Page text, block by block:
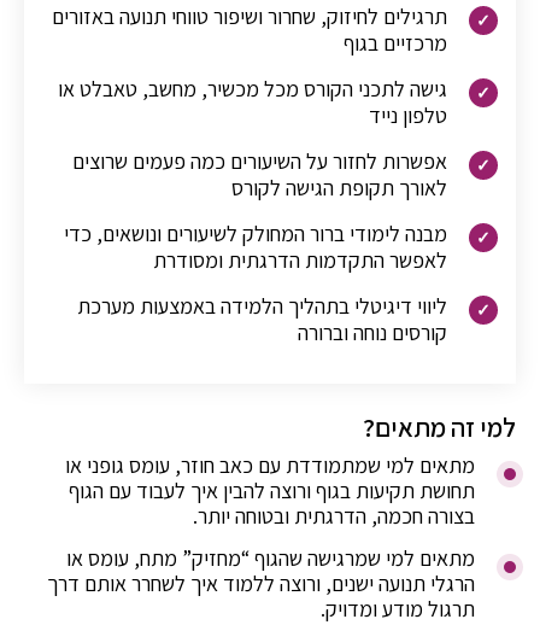
תרגילים לחיזוק, שחרור ושיפור טווחי תנועה באזורים
מרכזיים בגוף
גישה לתכני הקורס מכל מכשיר, מחשב, טאבלט או
טלפון נייד
אפשרות לחזור על השיעורים כמה פעמים שרוצים
לאורך תקופת הגישה לקורס
מבנה לימודי ברור המחולק לשיעורים ונושאים, כדי
לאפשר התקדמות הדרגתית ומסודרת
ליווי דיגיטלי בתהליך הלמידה באמצעות מערכת
קורסים נוחה וברורה
למי זה מתאים?
מתאים למי שמתמודדת עם כאב חוזר, עומס גופני או
תחושת תקיעות בגוף ורוצה להבין איך לעבוד עם הגוף
בצורה חכמה, הדרגתית ובטוחה יותר.
מתאים למי שמרגישה שהגוף “מחזיק” מתח, עומס או
הרגלי תנועה ישנים, ורוצה ללמוד איך לשחרר אותם דרך
תרגול מודע ומדויק.